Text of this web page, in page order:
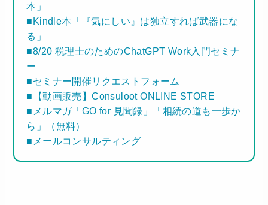
本」
■Kindle本「『気にしい』は独立すれば武器にな
る」
■8/20 税理士のためのChatGPT Work入門セミナ
ー
■セミナー開催リクエストフォーム
■【動画販売】Consuloot ONLINE STORE
■メルマガ「GO for 見聞録」「相続の道も一歩か
ら」（無料）
■メールコンサルティング